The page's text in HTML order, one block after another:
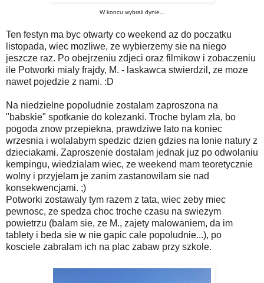
W koncu wybrali dynie...
Ten festyn ma byc otwarty co weekend az do poczatku
listopada, wiec mozliwe, ze wybierzemy sie na niego
jeszcze raz. Po obejrzeniu zdjeci oraz filmikow i zobaczeniu
ile Potworki mialy frajdy, M. - laskawca stwierdzil, ze moze
nawet pojedzie z nami. :D
Na niedzielne popoludnie zostalam zaproszona na
"babskie" spotkanie do kolezanki. Troche bylam zla, bo
pogoda znow przepiekna, prawdziwe lato na koniec
wrzesnia i wolalabym spedzic dzien gdzies na lonie natury z
dzieciakami. Zaproszenie dostalam jednak juz po odwolaniu
kempingu, wiedzialam wiec, ze weekend mam teoretycznie
wolny i przyjelam je zanim zastanowilam sie nad
konsekwencjami. ;)
Potworki zostawaly tym razem z tata, wiec zeby miec
pewnosc, ze spedza choc troche czasu na swiezym
powietrzu (balam sie, ze M., zajety malowaniem, da im
tablety i beda sie w nie gapic cale popoludnie...), po
kosciele zabralam ich na plac zabaw przy szkole.